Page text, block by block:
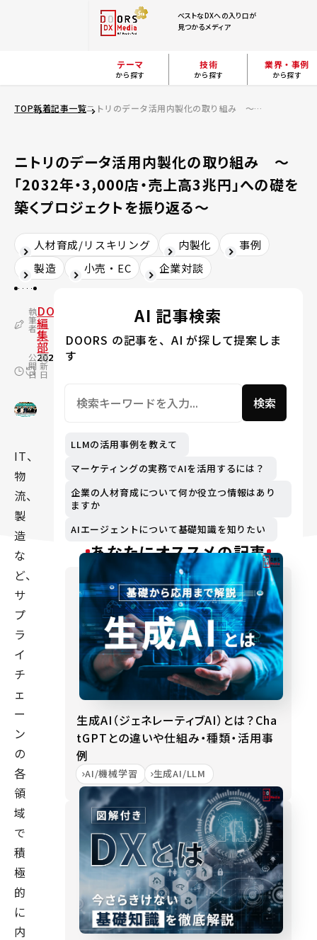
ベストなDXへの入り口が
見つかるメディア
テーマ
から探す
技術
から探す
業界・事例
から探す
TOP新着記事一覧 ニトリのデータ活用内製化の取り組み ～「2032年・3,000店・売上高3兆円」への礎を築くプロジェクトを振り返る～
ニトリのデータ活用内製化の取り組み ～
「2032年・3,000店・売上高3兆円」への礎を
築くプロジェクトを振り返る～
人材育成/リスキリング 内製化
事例
製造
小売・EC 企業対談
執
筆
者
DOORS
編
集
部
公
開
日
2023.06.21
更
新
日
2024.06.04
IT、
物
流、
製
造
な
ど、
サ
プ
ラ
イ
チ
ェ
ー
ン
の
各
領
域
で
積
極
的
に
内
AI 記事検索
DOORS の記事を、AI が探して提案しま
す
検索
LLMの活用事例を教えて
マーケティングの実務でAIを活用するには？
企業の人材育成について何か役立つ情報はあり
ますか
AIエージェントについて基礎知識を知りたい
あなたにオススメの記事
生成AI（ジェネレーティブAI）とは？Cha
tGPTとの違いや仕組み・種類・活用事
例
AI/機械学習 生成AI/LLM